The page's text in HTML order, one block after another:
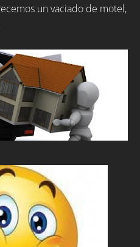
un vaciado de motel,